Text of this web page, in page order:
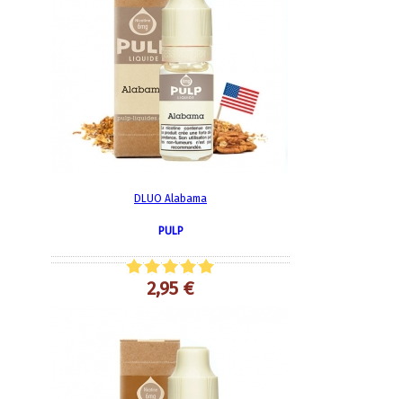
DLUO Alabama
PULP
2,95 €